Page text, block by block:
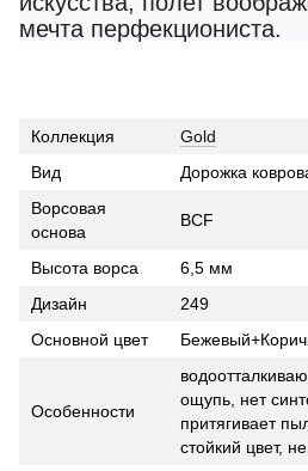
мечта перфекциониста.
Коллекция
Gold
Вид
Дорожка
Ворсовая
основа
BCF
Высота ворса
6,5 мм
Дизайн
249
Основной цвет
Особенности
ощупь, нет
притягивает
стойкий цвет,